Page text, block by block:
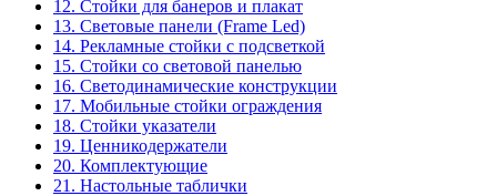
12. Стойки для банеров и плакат
13. Световые панели (Frame Led)
14. Рекламные стойки с подсветкой
15. Стойки со световой панелью
16. Светодинамические конструкции
17. Мобильные стойки ограждения
18. Стойки указатели
19. Ценникодержатели
20. Комплектующие
21. Настольные таблички